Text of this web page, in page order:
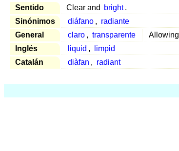
Sentido Clear and bright .
Sinónimos
diáfano , radiante
General
claro , transparente Allowing
Inglés
liquid ,
limpid
Catalán
diàfan , radiant